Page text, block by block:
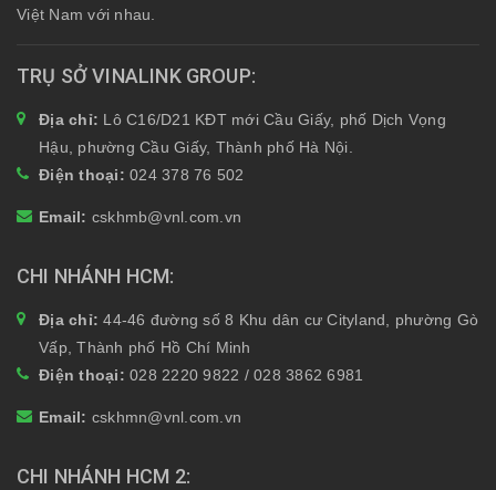
Việt Nam với nhau.
TRỤ SỞ VINALINK GROUP
Địa chỉ: Lô C16/D21 KĐT mới Cầu Giấy, phố Dịch Vọng
Hậu, phường Cầu Giấy, Thành phố Hà Nội.
Điện thoại: 024 378 76 502
Email: cskhmb@vnl.com.vn
CHI NHÁNH HCM
Địa chỉ:44-46 đường số 8 Khu dân cư Cityland, phường Gò
Vấp, Thành phố Hồ Chí Minh
Điện thoại: 028 2220 9822 / 028 3862 6981
Email: cskhmn@vnl.com.vn
CHI NHÁNH HCM 2